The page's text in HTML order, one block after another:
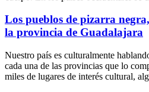
Los pueblos de pizarra
la provincia de Guadalajara
Nuestro país es culturalmente
cada una de las provincias que lo
miles de lugares de interés cultural,